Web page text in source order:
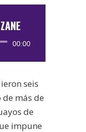
00:00
seis
más de
de
impune